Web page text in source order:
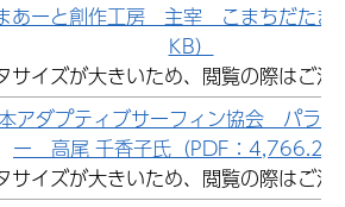
あーと創作工房 主宰 こまちだたま
KB）
サイズが大きいため、閲覧の際はご注
アダプティブサーフィン協会 パラ/
ー 高尾 千香子氏（PDF：
サイズが大きいため、閲覧の際はご注